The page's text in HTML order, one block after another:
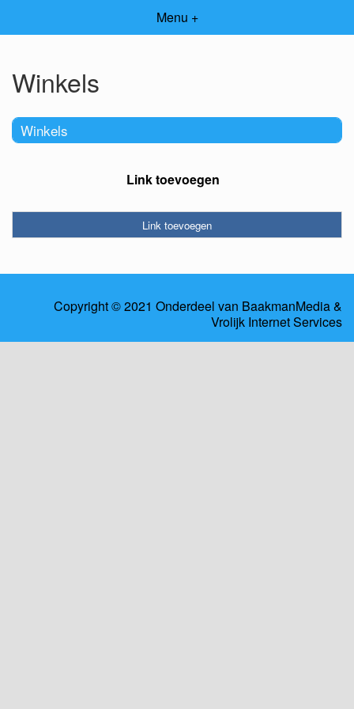
Menu +
Winkels
Winkels
Link toevoegen
Link toevoegen
Copyright © 2021 Onderdeel van BaakmanMedia&
Vrolijk Internet Services